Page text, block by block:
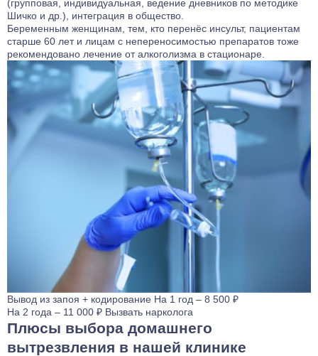
(групповая, индивидуальная, ведение дневников по методике
Шичко и др.), интеграция в общество.
Беременным женщинам, тем, кто перенёс инсульт, пациентам
старше 60 лет и лицам с непереносимостью препаратов тоже
рекомендовано лечение от алкоголизма в стационаре.
Вывод из запоя + кодирование На 1 год – 8 500 ₽
На 2 года – 11 000 ₽ Вызвать нарколога
Плюсы выбора домашнего
вытрезвления в нашей клинике